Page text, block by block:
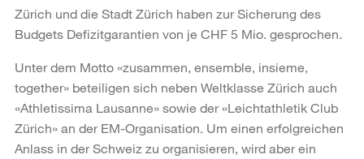
Zürich und die Stadt Zürich haben zur Sicherung des
Budgets Defizitgarantien von je CHF 5 Mio. gesprochen.
Unter dem Motto «zusammen, ensemble, insieme,
together» beteiligen sich neben Weltklasse Zürich auch
«Athletissima Lausanne» sowie der «Leichtathletik Club
Zürich» an der EM-Organisation. Um einen erfolgreichen
Anlass in der Schweiz zu organisieren, wird aber ein